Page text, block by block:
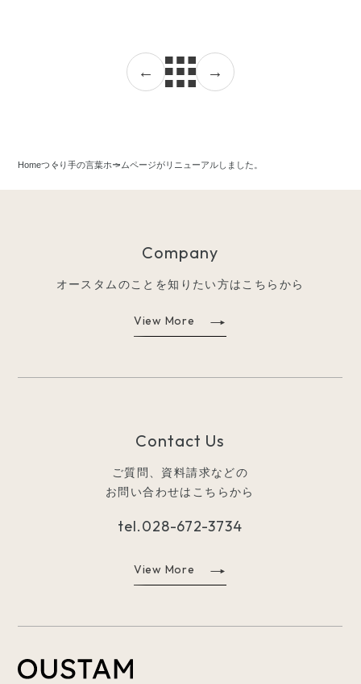
← →
Homeつくり手の言葉ホームページがリニューアルしました。
Company
オースタムのことを知りたい方はこちらから
View More
Contact Us
ご質問、資料請求などの
お問い合わせはこちらから
tel.028-672-3734
View More